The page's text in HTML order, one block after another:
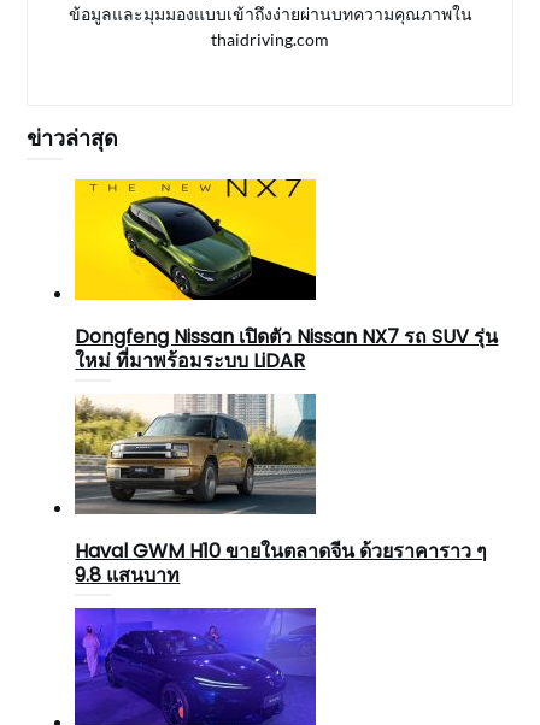
ข้อมูลและมุมมองแบบเข้าถึงง่ายผ่านบทความคุณภาพใน
thaidriving.com
ข่าวล่าสุด
Dongfeng Nissan เปิดตัว Nissan NX7 รถ SUV รุ่น
ใหม่ ที่มาพร้อมระบบ LiDAR
Haval GWM H10 ขายในตลาดจีน ด้วยราคาราว ๆ
9.8 แสนบาท